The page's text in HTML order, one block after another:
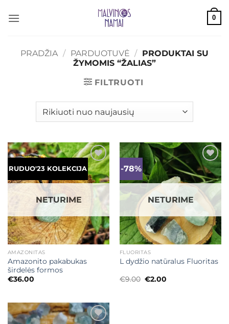
0
PRADŽIA / PARDUOTUVĖ / PRODUKTAI SU
ŽYMOMIS “ŽALIAS”
FILTRUOTI
RUDUO'23 KOLEKCIJA
Mėgstamiausias
NETURIME
AMAZONITAS
Amazonito pakabukas
širdelės formos
€36.00
-78% Mėgstamiausias
NETURIME
FLUORITAS
L dydžio natūralus Fluoritas
€9.00 Original
€2.00Current